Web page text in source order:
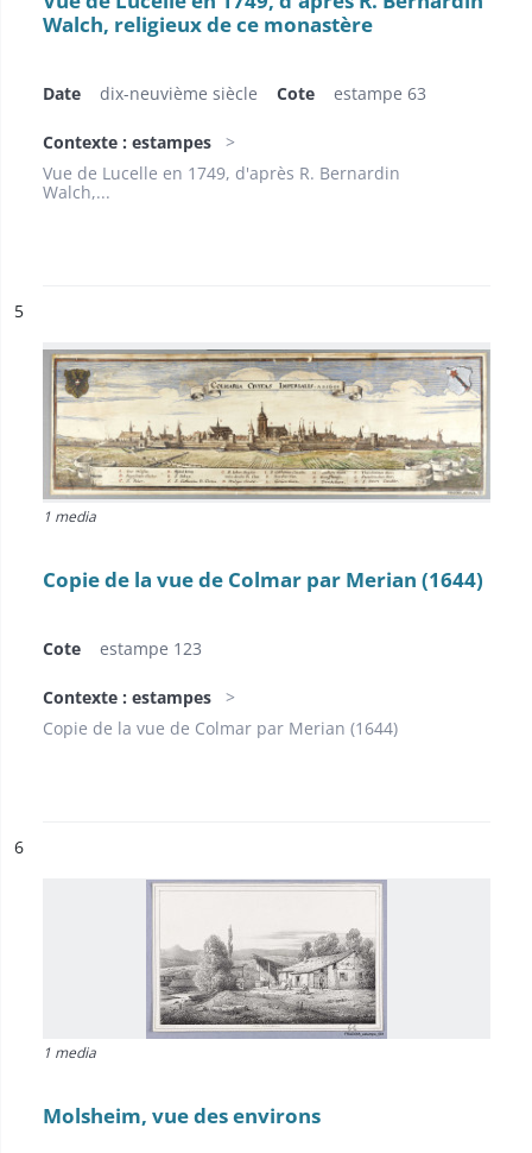
Walch, religieux de ce monastère
Date dix-neuvième siècle Cote estampe 63
Contexte : estampes
Vue de Lucelle en 1749, d'après R. Bernardin
Walch,...
n°
5
1 media
Copie de la vue de Colmar par Merian (1644)
Cote estampe 123
Contexte : estampes
Copie de la vue de Colmar par Merian (1644)
n°
6
1 media
Molsheim, vue des environs